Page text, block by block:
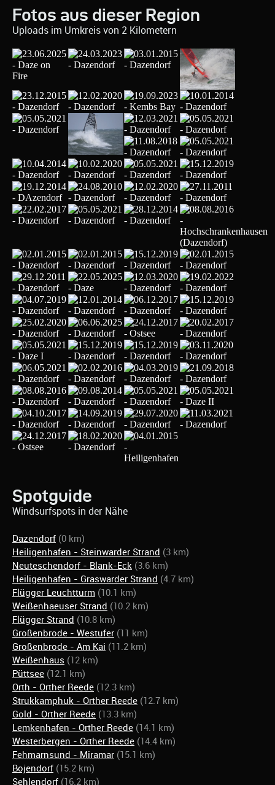
Fotos aus dieser Region
Uploads im Umkreis von 2 Kilometern
Spotguide
Windsurfspots in der Nähe
Dazendorf (0 km)
Heiligenhafen - Steinwarder Strand (3 km)
Neuteschendorf - Blank-Eck (3.6 km)
Heiligenhafen - Graswarder Strand (4.7 km)
Flügger Leuchtturm (10.1 km)
Weißenhaeuser Strand (10.2 km)
Flügger Strand (10.8 km)
Großenbrode - Westufer (11 km)
Großenbrode - Am Kai (11.2 km)
Weißenhaus (12 km)
Püttsee (12.1 km)
Orth - Orther Reede (12.3 km)
Strukkamphuk - Orther Reede (12.7 km)
Gold - Orther Reede (13.3 km)
Lemkenhafen - Orther Reede (14.1 km)
Westerbergen - Orther Reede (14.4 km)
Fehmarnsund - Miramar (15.1 km)
Bojendorf (15.2 km)
Sehlendorf (16.2 km)